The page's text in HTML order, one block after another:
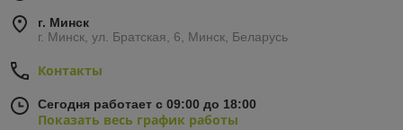
г. Минск
г. Минск, ул. Братская, 6, Минск, Беларусь
Контакты
Сегодня работает с 09:00 до 18:00
Показать весь график работы